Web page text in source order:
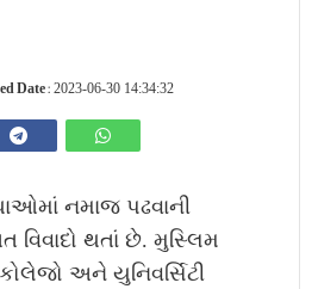
Date : 2023-06-30 14:34:32
નમાજ પઢવાની
થતાં છે. મુસ્લિમ
અને યુનિવર્સિટી